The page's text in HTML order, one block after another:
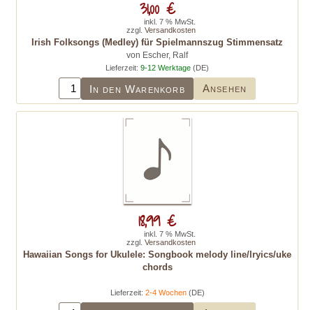
Irish Folksongs (Medley) für Spielmannszug Stimmensatz
von Escher, Ralf
Lieferzeit: 9-12 Werktage (DE)
In den Warenkorb Ansehen
31,00 €
inkl. 7 % MwSt.
zzgl. Versandkosten
Hawaiian Songs for Ukulele: Songbook melody line/lryics/uke
chords
Lieferzeit: 2-4 Wochen(DE)
18,99 €
inkl. 7 % MwSt.
zzgl. Versandkosten